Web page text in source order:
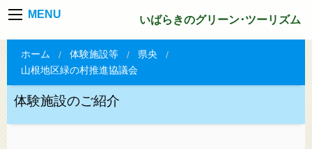
MENU いばらきのグリーン･ツーリズム
ホーム 体験施設等
県央
山根地区緑の村推進協議会
体験施設のご紹介